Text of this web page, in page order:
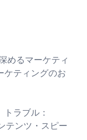
めるマーケティ
ティングのお
ラブル：
テンツ・スピー